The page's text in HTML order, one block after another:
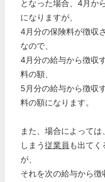
となった場合、4月か
になりますが、
4月分の保険料が徴収
なので、
4月分の給与から徴収
料の額、
5月分の給与から徴収
料の額になります。
また、場合によって
しまう 従業員 も出て
が、
それを次の給与から